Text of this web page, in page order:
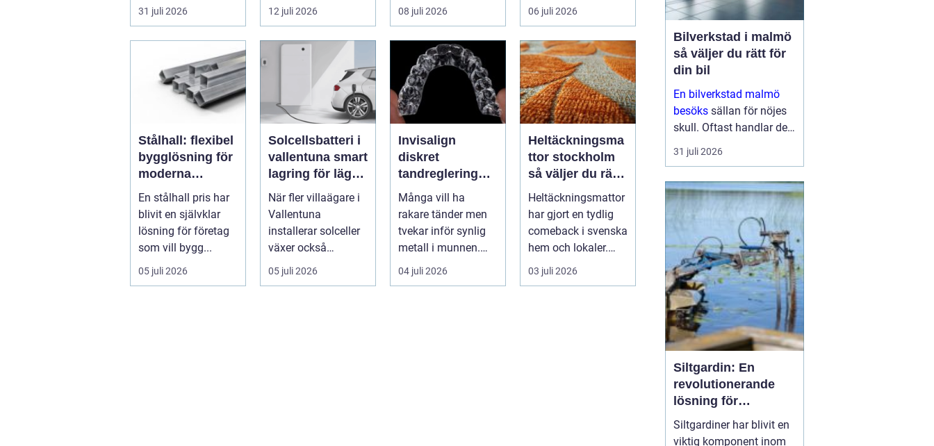
det om att lösa ett
problem snabb...
31 juli 2026
muddringsindustri
tack vare si...
12 juli 2026
kvarter,...
08 juli 2026
många människor
med funkt...
06 juli 2026
Stålhall: flexibel
bygglösning för
moderna
verksamheter
En stålhall pris har
blivit en självklar
lösning för företag
som vill bygg...
05 juli 2026
Solcellsbatteri i
vallentuna smart
lagring för lägre
elkostnader året
runt
När fler villaägare i
Vallentuna
installerar solceller
växer också
intresset för
energilagring. Ett ...
05 juli 2026
Invisalign
diskret
tandreglering
för raka tänder
Många vill ha
rakare tänder men
tvekar inför synlig
metall i munnen.
Här erbjuder
Invisalign ett mod...
04 juli 2026
Heltäckningsma
ttor stockholm
så väljer du rätt
matta för hem
och kontor
Heltäckningsmattor
har gjort en tydlig
comeback i svenska
hem och lokaler.
Från att ha varit
starkt ...
03 juli 2026
Bilverkstad i malmö
så väljer du rätt för
din bil
En bilverkstad malmö
besöks sällan för nöjes
skull. Oftast handlar det
om att lösa ett problem
snabbt, hålla bilen säker
livslängden på en redan
dyr investering. Sam...
31 juli 2026
Siltgardin: En
revolutionerande
lösning för
vattenmiljöer
Siltgardiner har blivit en
viktig komponent inom